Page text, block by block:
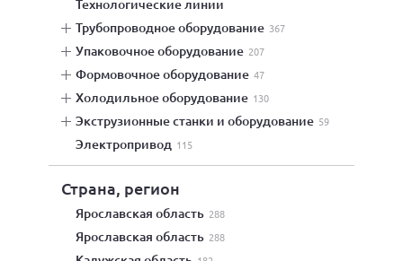
технологические линии
трубопроводное оборудование 367
упаковочное оборудование 207
формовочное оборудование 47
холодильное оборудование 130
экструзионные станки и оборудование 59
электропривод 115
Страна, регион
Ярославская область 288
Ярославская область 288